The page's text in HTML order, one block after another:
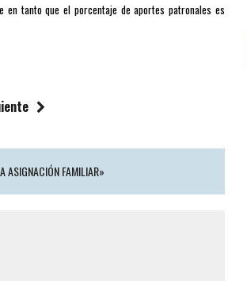
en tanto que el porcentaje de aportes patronales es
ASIGNACIÓN FAMILIAR»